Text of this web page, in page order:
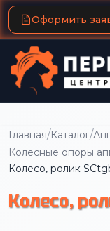
Оформить
Главная/Каталог/
Колесные опоры
Колесо, ролик
Колесо,